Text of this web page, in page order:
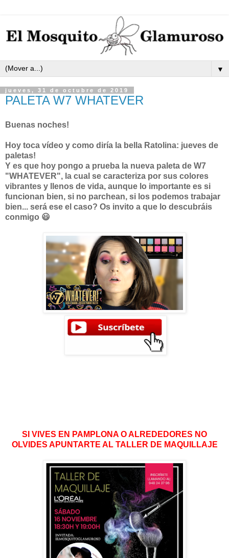
▼
jueves, 31 de octubre de 2019
PALETA W7 WHATEVER
Buenas noches!
Hoy toca vídeo y como diría la bella Ratolina: jueves de
paletas!
Y es que hoy pongo a prueba la nueva paleta de W7
"WHATEVER", la cual se caracteriza por sus colores
vibrantes y llenos de vida, aunque lo importante es si
funcionan bien, si no parchean, si los podemos trabajar
bien... será ese el caso? Os invito a que lo descubráis
conmigo 😃
SI VIVES EN PAMPLONA O ALREDEDORES NO
OLVIDES APUNTARTE AL TALLER DE MAQUILLAJE